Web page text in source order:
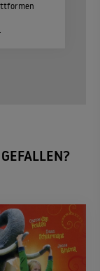
GEFALLEN?